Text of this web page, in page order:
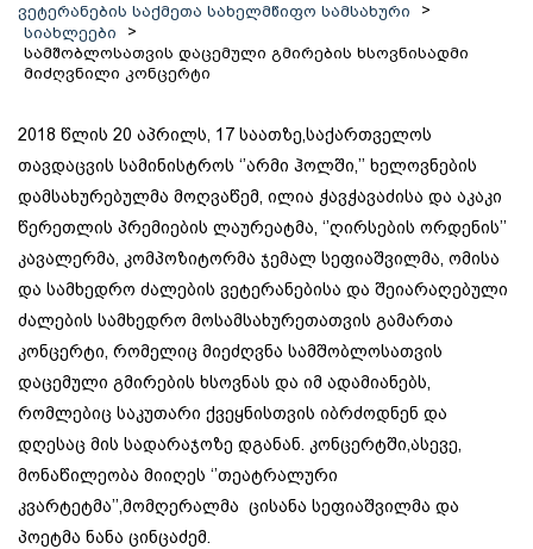
ვეტერანების საქმეთა სახელმწიფო სამსახური
>
სიახლეები
>
სამშობლოსათვის დაცემული გმირების ხსოვნისადმი
მიძღვნილი კონცერტი
2018 წლის 20 აპრილს, 17 საათზე,საქართველოს
თავდაცვის სამინისტროს ‘’არმი ჰოლში,’’ ხელოვნების
დამსახურებულმა მოღვაწემ, ილია ჭავჭავაძისა და აკაკი
წერეთლის პრემიების ლაურეატმა, ‘’ღირსების ორდენის’’
კავალერმა, კომპოზიტორმა ჯემალ სეფიაშვილმა, ომისა
და სამხედრო ძალების ვეტერანებისა და შეიარაღებული
ძალების სამხედრო მოსამსახურეთათვის გამართა
კონცერტი, რომელიც მიეძღვნა სამშობლოსათვის
დაცემული გმირების ხსოვნას და იმ ადამიანებს,
რომლებიც საკუთარი ქვეყნისთვის იბრძოდნენ და
დღესაც მის სადარაჯოზე დგანან. კონცერტში,ასევე,
მონაწილეობა მიიღეს ‘’თეატრალური
კვარტეტმა’’,მომღერალმა ცისანა სეფიაშვილმა და
პოეტმა ნანა ცინცაძემ.